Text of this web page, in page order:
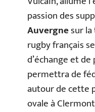
passion des
Auvergnesur
rugby français
d’échange et
permettra de
autour de cette
ovale à